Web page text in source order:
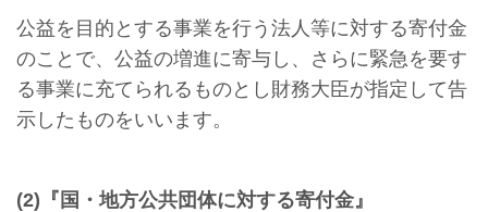
公益を目的とする事業を行う法人等に対する寄付金
のことで、公益の増進に寄与し、さらに緊急を要す
る事業に充てられるものとし財務大臣が指定して告
示したものをいいます。
(2)『国・地方公共団体に対する寄付金』